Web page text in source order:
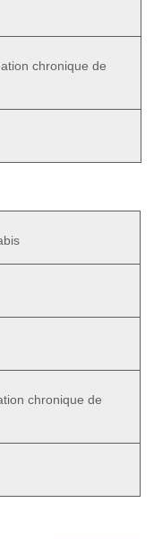
chronique de
chronique de